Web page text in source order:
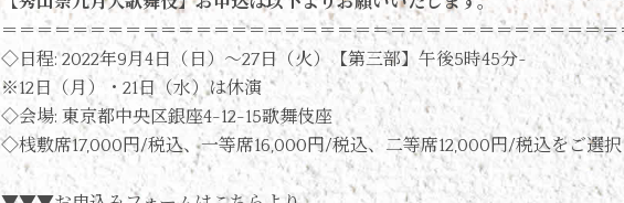
＝＝＝＝＝＝＝＝＝＝＝＝＝＝＝＝＝＝＝＝＝＝＝＝＝＝＝＝＝＝＝＝＝＝＝
◇日程: 2022年9月4日（日）～27日（火）【第三部】午後5時45分~
※12日（月）・21日（水）は休演
◇会場: 東京都中央区銀座4-12-15歌舞伎座
◇桟敷席17,000円/税込、一等席16,000円/税込、二等席12,000円/税込をご選